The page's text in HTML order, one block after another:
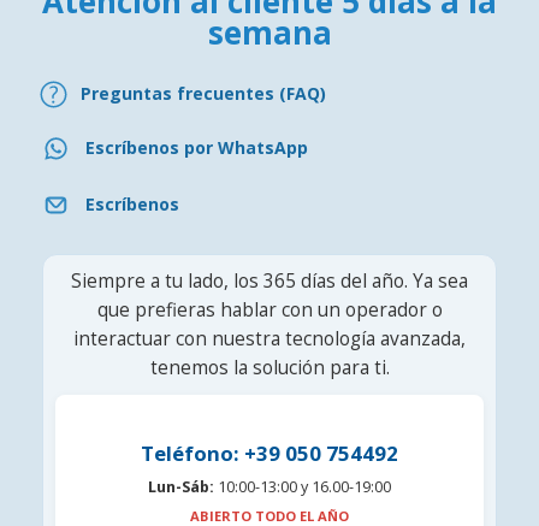
semana
Preguntas frecuentes (FAQ)
Escríbenos por WhatsApp
Escríbenos
Siempre a tu lado, los 365 días del año. Ya sea
que prefieras hablar con un operador o
interactuar con nuestra tecnología avanzada,
tenemos la solución para ti.
Teléfono: +39 050 754492
Lun-Sáb: 10:00-13:00 y 16.00-19:00
ABIERTO TODO EL AÑO